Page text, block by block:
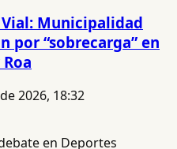
Municipalidad
por “sobrecarga” en
2026, 18:32